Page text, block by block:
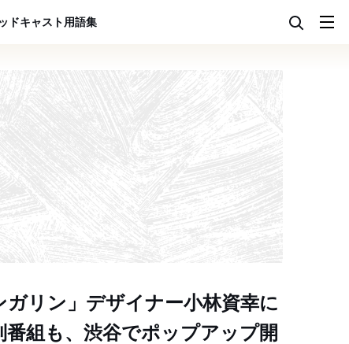
ドキャスト用語集
ガリン」デザイナー小林資幸に
番組も、渋谷でポップアップ開